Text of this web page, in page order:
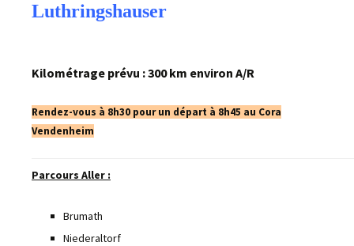
Luthringshauser
Kilométrage prévu : 300 km environ A/R
Rendez-vous à 8h30 pour un départ à 8h45 au Cora
Vendenheim
Parcours Aller :
Brumath
Niederaltorf